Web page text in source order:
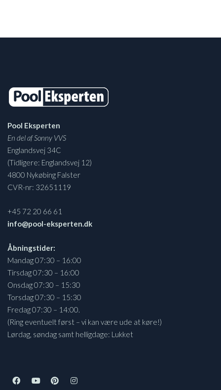
Pool Eksperten
En del af Sonny VVS
Englandsvej 34C
(Tidligere: Englandsvej 12)
4800 Nykøbing Falster
CVR-nr: 32651119
+45 72 20 66 61
info@pool-eksperten.dk
Åbningstider:
Mandag 07:30 – 16:00
Tirsdag 07:30 – 16:00
Onsdag 07:30 – 15:30
Torsdag 07:30 – 15:30
Fredag 07:30 – 14:00.
(Ring eventuelt først – vi kan være ude at køre!)
Lørdag, søndag samt helligdage: Lukket